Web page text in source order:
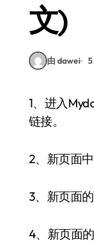
文)
由 dawei
1、进入Mydomain.com 官方网站 （mydomains.com也是这家的域名。），点击右上角的 “Login”
链接。
2、新页面
3、新页面
4、新页面